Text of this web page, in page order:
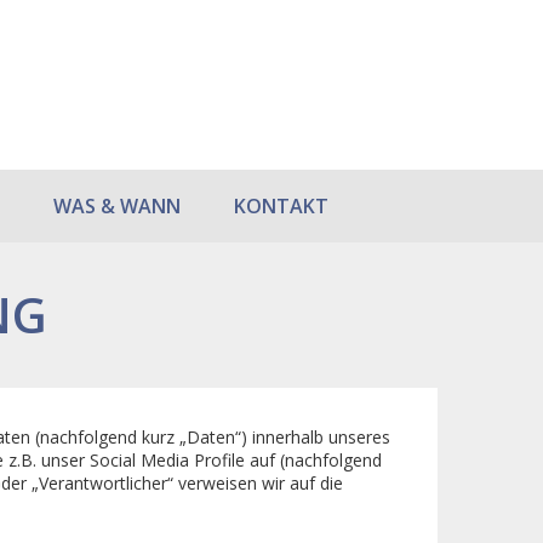
WAS & WANN KONTAKT
(nachfolgend kurz „Daten“) innerhalb unseres
unser Social Media Profile auf (nachfolgend
„Verantwortlicher“ verweisen wir auf die